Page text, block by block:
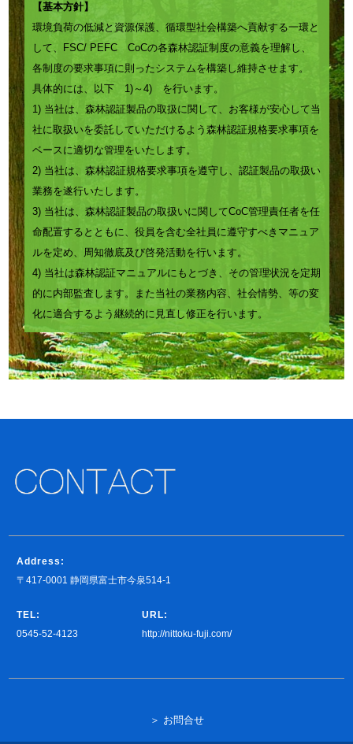
ペ
ー
パ
ー・
原
紙
加
工
等
－
SP1
【基本方針】
環境負荷の低減と資源保護、循環型社会構築へ貢献する一環と
して、FSC/ PEFC CoCの各森林認証制度の意義を理解し、
各制度の要求事項に則ったシステムを構築し維持させます。
具体的には、以下 1)～4) を行います。
1) 当社は、森林認証製品の取扱に関して、お客様が安心して当
社に取扱いを委託していただけるよう森林認証規格要求事項を
ベースに適切な管理をいたします。
2) 当社は、森林認証規格要求事項を遵守し、認証製品の取扱い
業務を遂行いたします。
3) 当社は、森林認証製品の取扱いに関してCoC管理責任者を任
命配置するとともに、役員を含む全社員に遵守すべきマニュア
ルを定め、周知徹底及び啓発活動を行います。
4) 当社は森林認証マニュアルにもとづき、その管理状況を定期
的に内部監査します。また当社の業務内容、社会情勢、等の変
化に適合するよう継続的に見直し修正を行います。
Address:
〒417-0001 静岡県富士市今泉514-1
TEL:
0545-52-4123
URL:
http://nittoku-fuji.com/
＞ お問合せ